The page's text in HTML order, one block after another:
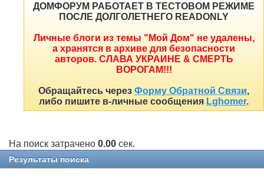
ДОМФОРУМ РАБОТАЕТ В ТЕСТОВОМ РЕЖИМЕ
ПОСЛЕ ДОЛГОЛЕТНЕГО READONLY
Личные блоги из темы "Мой Дом" не удалены,
а хранятся в архиве для безопасности
авторов. СЛАВА УКРАИНЕ & СМЕРТЬ
ВОРОГАМ!!!
Обращайтесь через Форму Обратной Связи,
либо пишите в-личные сообщения Lghomer.
На поиск затрачено 0.00 сек.
Результаты поиска